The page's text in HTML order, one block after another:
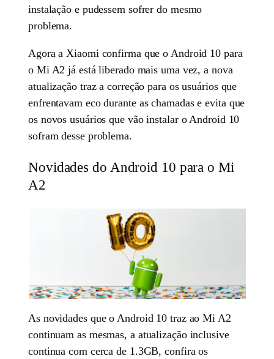
instalação e pudessem sofrer do mesmo
problema.
Agora a Xiaomi confirma que o Android 10 para
o Mi A2 já está liberado mais uma vez, a nova
atualização traz a correção para os usuários que
enfrentavam eco durante as chamadas e evita que
os novos usuários que vão instalar o Android 10
sofram desse problema.
Novidades do Android 10 para o Mi
A2
As novidades que o Android 10 traz ao Mi A2
continuam as mesmas, a atualização inclusive
continua com cerca de 1.3GB, confira os